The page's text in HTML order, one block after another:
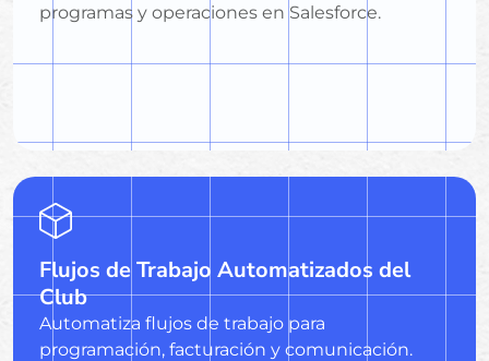
programas y operaciones en Salesforce.
Flujos de Trabajo Automatizados del
Club
Automatiza flujos de trabajo para
programación, facturación y comunicación.